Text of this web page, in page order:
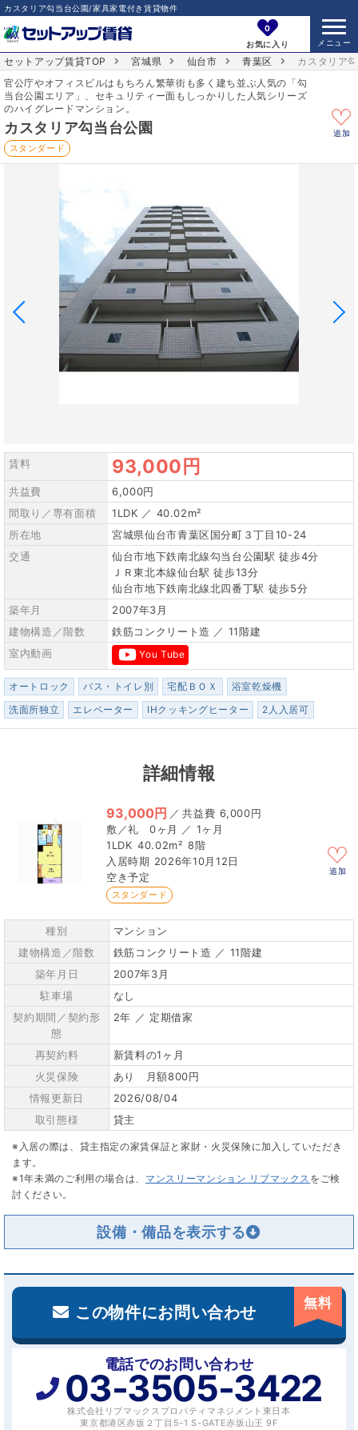
カスタリア勾当台公園/家具家電付き賃貸物件
0
お気に入り
セットアップ賃貸TOP 宮城県 仙台市 青葉区
カスタリア
官公庁やオフィスビルはもちろん繁華街も多く建ち並ぶ人気の「勾
当台公園エリア」、セキュリティー面もしっかりした人気シリーズ
のハイグレードマンション。
カスタリア勾当台公園
スタンダード
追加
賃料 93,000円
共益費
6,000円
間取り／専有面積
1LDK ／ 40.02m²
所在地
宮城県仙台市青葉区国分町３丁目10-24
交通
仙台市地下鉄南北線勾当台公園駅 徒歩4分
ＪＲ東北本線仙台駅 徒歩13分
仙台市地下鉄南北線北四番丁駅 徒歩5分
築年月
2007年3月
建物構造／階数
鉄筋コンクリート造 ／ 11階建
室内動画
You Tube
オートロック バス・トイレ別 宅配ＢＯＸ
浴室乾燥機
洗面所独立
エレベーター IHクッキングヒーター 2人入居可
詳細情報
93,000円 ／
6,000円
0ヶ月 ／ 1ヶ月
1LDK 40.02m² 8階
2026年10月12日
空き予定
スタンダード
追加
種別
マンション
建物構造／階数
鉄筋コンクリート造 ／ 11階建
築年月日
2007年3月
駐車場
なし
契約期間／契約形
態
2年 ／ 定期借家
再契約料
新賃料の1ヶ月
火災保険
あり 月額800円
情報更新日
2026/08/04
取引態様
貸主
※入居の際は、貸主指定の家賃保証と家財・火災保険に加入していただき
ます。
※1年未満のご利用の場合は、 マンスリーマンション リブマックス をご検
討ください。
設備・備品を
この物件にお問い合わせ 無料
電話でのお問い合わせ
03-3505-3422
株式会社リブマックスプロパティマネジメント東日本
東京都港区赤坂２丁目5-1 S-GATE赤坂山王 9F